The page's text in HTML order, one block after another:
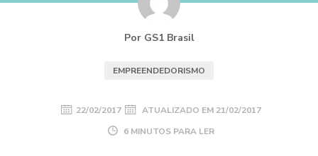
Por GS1 Brasil
EMPREENDEDORISMO
22/02/2017 ATUALIZADO EM 21/02/2017
6 MINUTOS PARA LER